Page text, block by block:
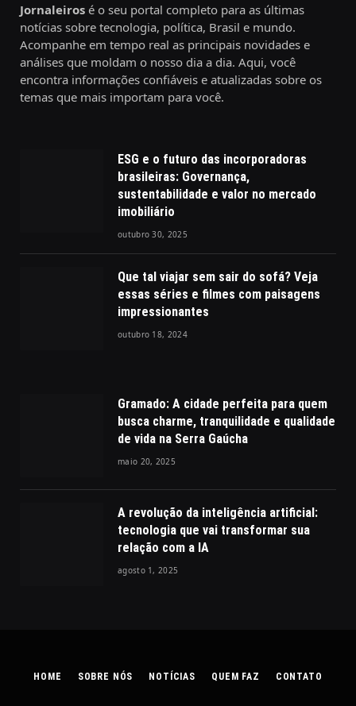
Jornaleiros é o seu portal completo para as últimas
notícias sobre tecnologia, política, Brasil e mundo.
Acompanhe em tempo real as principais novidades e
análises que moldam o nosso dia a dia. Aqui, você
encontra informações confiáveis e atualizadas sobre os
temas que mais importam para você.
ESG e o futuro das incorporadoras
brasileiras: Governança,
sustentabilidade e valor no mercado
imobiliário
outubro 30, 2025
Que tal viajar sem sair do sofá? Veja
essas séries e filmes com paisagens
impressionantes
outubro 18, 2024
Gramado: A cidade perfeita para quem
busca charme, tranquilidade e qualidade
de vida na Serra Gaúcha
maio 20, 2025
A revolução da inteligência artificial:
tecnologia que vai transformar sua
relação com a IA
agosto 1, 2025
HOME SOBRE NÓS NOTÍCIAS QUEM FAZ CONTATO